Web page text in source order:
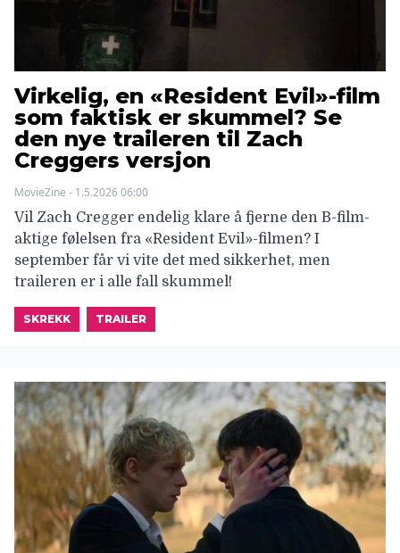
Virkelig, en «Resident Evil»-film
som faktisk er skummel? Se
den nye traileren til Zach
Creggers versjon
MovieZine - 1.5.2026 06:00
Vil Zach Cregger endelig klare å fjerne den B-film-
aktige følelsen fra «Resident Evil»-filmen? I
september får vi vite det med sikkerhet, men
traileren er i alle fall skummel!
SKREKK TRAILER